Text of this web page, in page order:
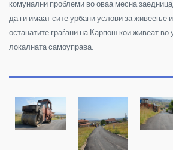
комунални проблеми во оваа месна
да ги имаат сите урбани услови за живеење
останатите граѓани на Карпош кои живеат во
локалната самоуправа.